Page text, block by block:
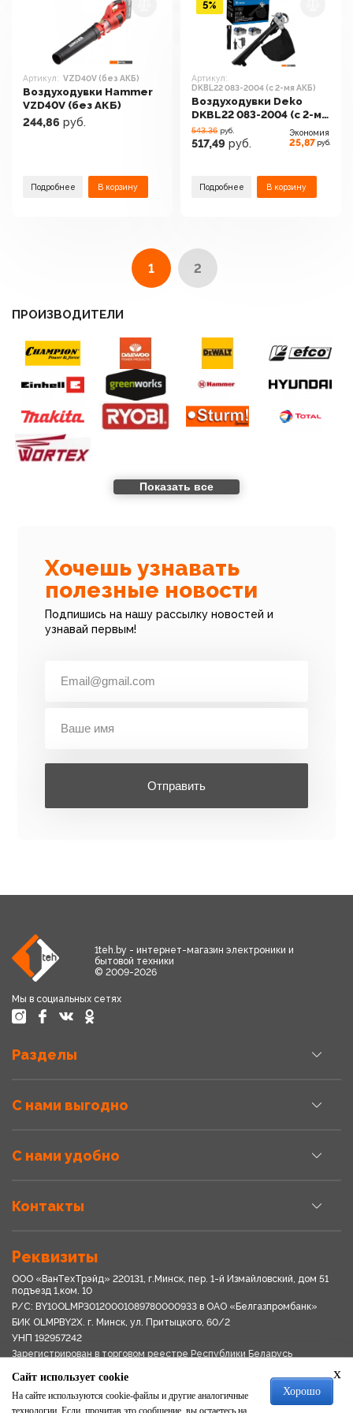
Артикул: VZD40V (без АКБ)
Воздуходувки Hammer
VZD40V (без АКБ)
244,86 руб.
Подробнее В корзину
Артикул:
DKBL22 083-2004 (с 2-мя АКБ)
Воздуходувки Deko
DKBL22 083-2004 (с 2-мя
АКБ)
543.36 руб.
517,49 руб.
Экономия
25,87 руб.
Подробнее В корзину
5%
1 2
ПРОИЗВОДИТЕЛИ
Показать все
Хочешь узнавать
полезные новости
Подпишись на нашу рассылку новостей и
узнавай первым!
Отправить
1teh.by - интернет-магазин электроники и
бытовой техники
© 2009-2026
Мы в социальных сетях
Разделы
С нами выгодно
С нами удобно
Контакты
Реквизиты
ООО «ВанТехТрэйд» 220131, г.Минск, пер. 1-й Измайловский, дом 51
подъезд 1,ком. 10
Р/С: BY10OLMP30120001089780000933 в OАО «Белгазпромбанк»
БИК OLMPBY2X. г. Минск, ул. Притыцкого, 60/2
УНП 192957242
Зарегистрирован в торговом реестре Республики Беларусь
Свидетельство о регистрации № 192957242выдано 18.08.2017
Мингориспоплком
Политика обработки персональных данных
x
Сайт использует cookie
На сайте используются cookie-файлы и другие аналогичные
технологии. Если, прочитав это сообщение, вы остаетесь на
Хорошо